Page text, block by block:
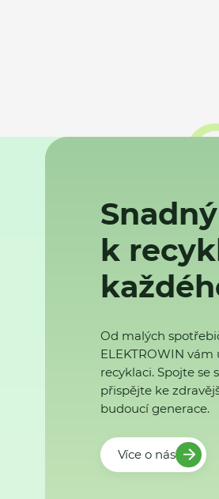
k
Od malých
ELEKTROWIN
recyklaci. Spojte
přispějte ke
budoucí generace.
Více o nás